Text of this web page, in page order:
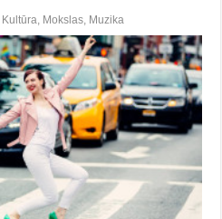
Kultūra, Mokslas, Muzika